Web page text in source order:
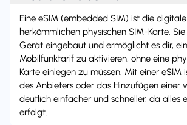
Eine eSIM (embedded SIM) ist die
herkömmlichen physischen SIM-Karte.
Gerät eingebaut und ermöglicht es dir,
Mobilfunktarif zu aktivieren, ohne eine
Karte einlegen zu müssen. Mit einer eSIM
des Anbieters oder das Hinzufügen einer
deutlich einfacher und schneller, da alles
erfolgt.